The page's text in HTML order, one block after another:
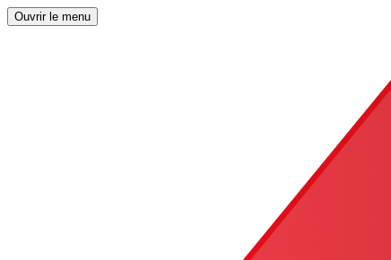
Ouvrir le menu